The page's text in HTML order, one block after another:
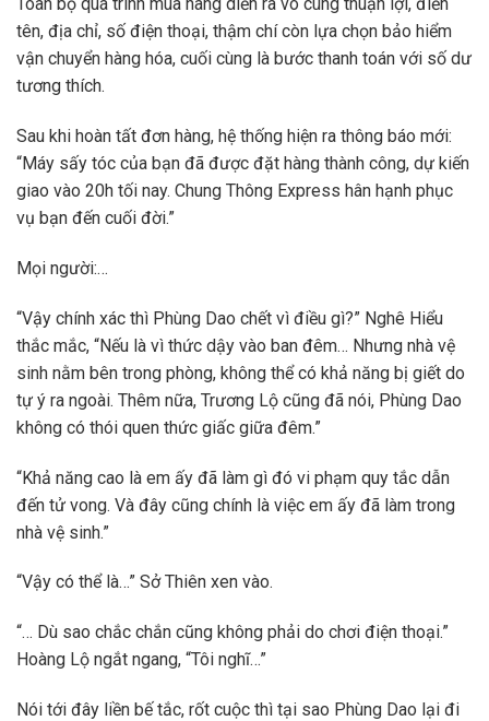
Toàn bộ quá trình mua hàng diễn ra vô cùng thuận lợi, điền
tên, địa chỉ, số điện thoại, thậm chí còn lựa chọn bảo hiểm
vận chuyển hàng hóa, cuối cùng là bước thanh toán với số dư
tương thích.
Sau khi hoàn tất đơn hàng, hệ thống hiện ra thông báo mới:
“Máy sấy tóc của bạn đã được đặt hàng thành công, dự kiến
​​giao vào 20h tối nay. Chung Thông Express hân hạnh phục
vụ bạn đến cuối đời.”
Mọi người:…
“Vậy chính xác thì Phùng Dao chết vì điều gì?” Nghê Hiểu
thắc mắc, “Nếu là vì thức dậy vào ban đêm… Nhưng nhà vệ
sinh nằm bên trong phòng, không thể có khả năng bị giết do
tự ý ra ngoài. Thêm nữa, Trương Lộ cũng đã nói, Phùng Dao
không có thói quen thức giấc giữa đêm.”
“Khả năng cao là em ấy đã làm gì đó vi phạm quy tắc dẫn
đến tử vong. Và đây cũng chính là việc em ấy đã làm trong
nhà vệ sinh.”
“Vậy có thể là…” Sở Thiên xen vào.
“… Dù sao chắc chắn cũng không phải do chơi điện thoại.”
Hoàng Lộ ngắt ngang, “Tôi nghĩ…”
Nói tới đây liền bế tắc, rốt cuộc thì tại sao Phùng Dao lại đi